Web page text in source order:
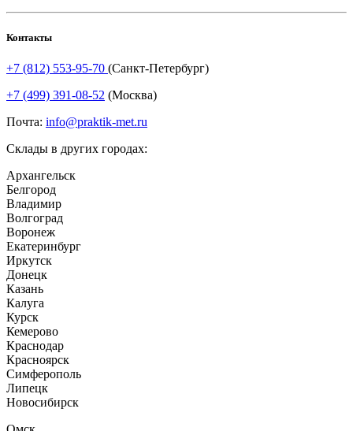
Контакты
+7 (812) 553-95-70 (Санкт-Петербург)
+7 (499) 391-08-52 (Москва)
Почта: info@praktik-met.ru
Склады в других городах:
Архангельск
Белгород
Владимир
Волгоград
Воронеж
Екатеринбург
Иркутск
Донецк
Казань
Калуга
Курск
Кемерово
Краснодар
Красноярск
Симферополь
Липецк
Новосибирск